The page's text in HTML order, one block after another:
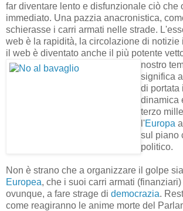
far diventare lento e disfunzionale ciò che
immediato. Una pazzia anacronistica,
schierasse i carri armati nelle strade.
web è la rapidità, la circolazione di notizie
il web è diventato anche il più potente
nostro
significa
di portata
dinamica
terzo
l'Europa
sul piano
politico.
Non è strano che a organizzare il golpe
Europea, che i suoi carri armati
ovunque, a fare strage di democrazia.
come reagiranno le anime morte del